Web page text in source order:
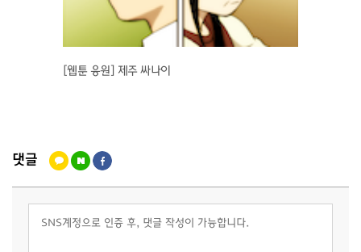
[웹툰 응원] 제주 싸나이
댓글